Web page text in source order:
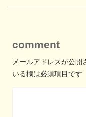
comment
メールアドレスが公開
いる欄は必須項目です